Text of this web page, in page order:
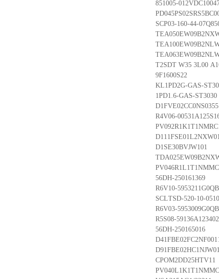
851005-
SCP03-160-44-
T2SDT W35 3L00
9F1600S22
KL1PD2G-GAS-
1PD1.6-GAS-ST3030
D1FVE02CC0NS0355
R4V06-
D1SE30BVJW101
56DH-250161369
R6V10-
SCLTSD-520-10-
R6V03-
R5S08-
56DH-250165016
CPOM2DD25HTV11